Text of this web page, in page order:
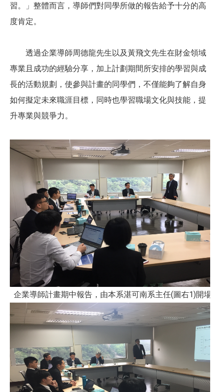
習。」整體而言，導師們對同學所做的報告給予十分的高
度肯定。
透過企業導師周德龍先生以及黃飛文先生在財金領域
專業且成功的經驗分享，加上計劃期間所安排的學習與成
長的活動規劃，使參與計畫的同學們，不僅能夠了解自身
如何擬定未來職涯目標，同時也學習職場文化與技能，提
升專業與競爭力。
企業導師計畫期中報告，由本系湛可南系主任(圖右1)開場